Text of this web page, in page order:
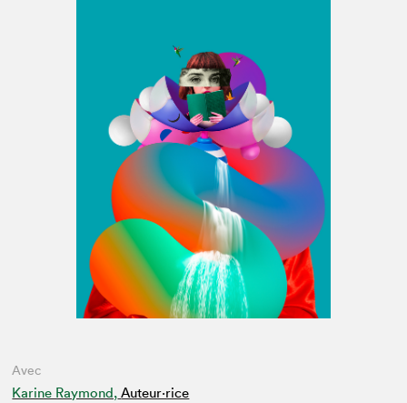
Avec
Karine Raymond, Auteur·rice